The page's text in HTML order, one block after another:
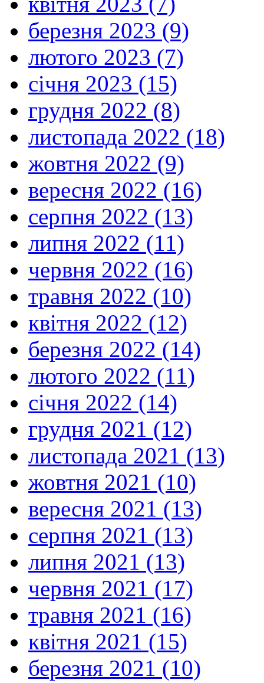
березня 2023 (9)
лютого 2023 (7)
січня 2023 (15)
грудня 2022 (8)
листопада 2022 (18)
жовтня 2022 (9)
вересня 2022 (16)
серпня 2022 (13)
липня 2022 (11)
червня 2022 (16)
травня 2022 (10)
квітня 2022 (12)
березня 2022 (14)
лютого 2022 (11)
січня 2022 (14)
грудня 2021 (12)
листопада 2021 (13)
жовтня 2021 (10)
вересня 2021 (13)
серпня 2021 (13)
липня 2021 (13)
червня 2021 (17)
травня 2021 (16)
квітня 2021 (15)
березня 2021 (10)